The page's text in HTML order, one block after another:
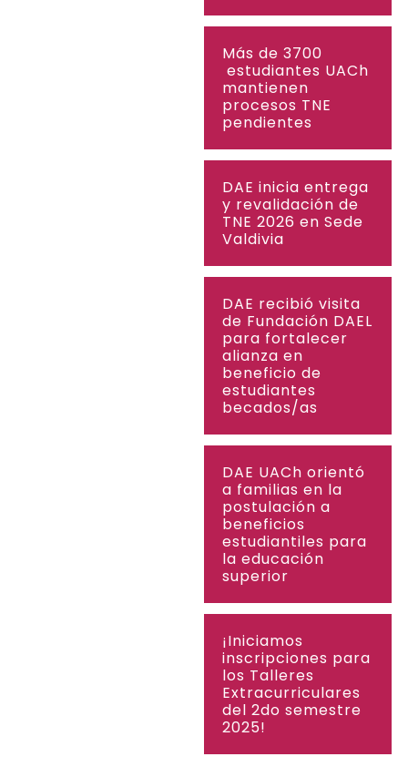
Más de 3700
estudiantes UACh
mantienen
procesos TNE
pendientes
DAE inicia entrega
y revalidación de
TNE 2026 en Sede
Valdivia
DAE recibió visita
de Fundación DAEL
para fortalecer
alianza en
beneficio de
estudiantes
becados/as
DAE UACh orientó
a familias en la
postulación a
beneficios
estudiantiles para
la educación
superior
¡Iniciamos
inscripciones para
los Talleres
Extracurriculares
del 2do semestre
2025!